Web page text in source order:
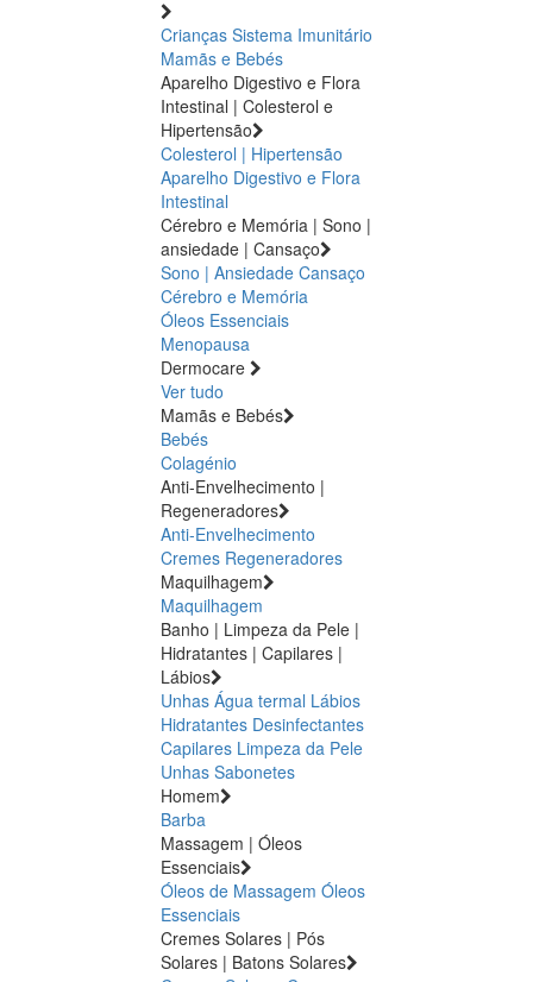
Crianças Sistema Imunitário
Mamãs e Bebés
Aparelho Digestivo e Flora
Intestinal | Colesterol e
Hipertensão
Colesterol | Hipertensão
Aparelho Digestivo e Flora
Intestinal
Cérebro e Memória | Sono |
ansiedade | Cansaço
Sono | Ansiedade Cansaço
Cérebro e Memória
Óleos Essenciais
Menopausa
Dermocare
Ver tudo
Mamãs e Bebés
Bebés
Colagénio
Anti-Envelhecimento |
Regeneradores
Anti-Envelhecimento
Cremes Regeneradores
Maquilhagem
Maquilhagem
Banho | Limpeza da Pele |
Hidratantes | Capilares |
Lábios
Unhas Água termal Lábios
Hidratantes Desinfectantes
Capilares Limpeza da Pele
Unhas Sabonetes
Homem
Barba
Massagem | Óleos
Essenciais
Óleos de Massagem Óleos
Essenciais
Cremes Solares | Pós
Solares | Batons Solares